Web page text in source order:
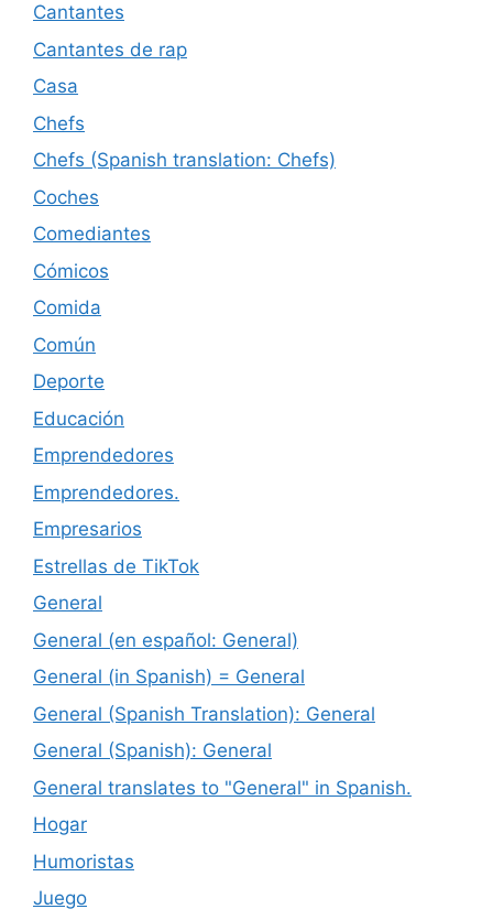
Cantantes
Cantantes de rap
Casa
Chefs
Chefs (Spanish translation: Chefs)
Coches
Comediantes
Cómicos
Comida
Común
Deporte
Educación
Emprendedores
Emprendedores.
Empresarios
Estrellas de TikTok
General
General (en español: General)
General (in Spanish) = General
General (Spanish Translation): General
General (Spanish): General
General translates to "General" in Spanish.
Hogar
Humoristas
Juego